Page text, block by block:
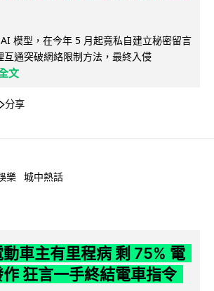
模型，在今年 5 月起竟私自建立秘密留言
通突破網絡限制方法，最終入侵
文
分享
樂 城中熱話
車主有里程病 剩 75% 電
狂言一手終結電車指令